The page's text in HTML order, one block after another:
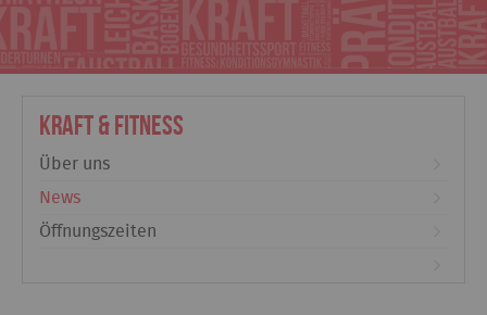
Kraft & Fitness
Über uns
News
Öffnungszeiten